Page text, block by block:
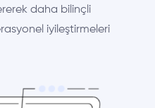
daha bilinçli
iyileştirmeleri